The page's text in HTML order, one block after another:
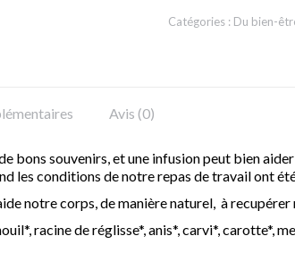
Catégories : Du bien-
Avis (0)
bons souvenirs, et une infusion peut bien
les conditions de notre repas de travail ont
notre corps, de manière naturel, à
racine de réglisse*, anis*, carvi*, carotte*,